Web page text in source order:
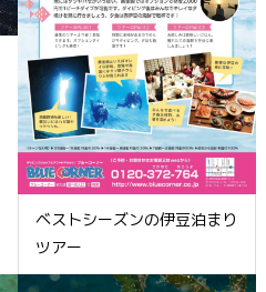
ベストシーズンの伊豆泊まり
ツアー